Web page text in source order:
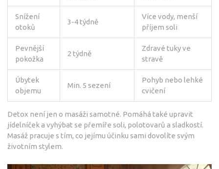
Snížení
otoků
3-4 týdně
Více vody, menší
příjem soli
Pevnější
pokožka
2 týdně
Zdravé tuky ve
stravě
Úbytek
objemu
Min. 5 sezení
Pohyb nebo lehké
cvičení
Detox není jen o masáži samotné. Pomáhá také upravit
jídelníček a vyhýbat se přemíře soli, polotovarů a sladkostí.
Masáž pracuje s tím, co jejímu účinku sami dovolíte svým
životním stylem.